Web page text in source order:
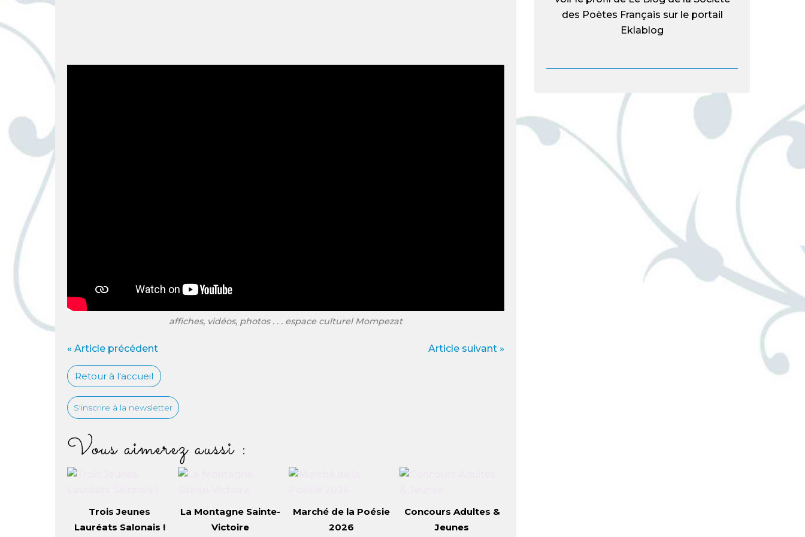
affiches, vidéos, photos . . . espace culturel Mompezat
« Article précédent Article suivant »
Retour à l'accueil
S'inscrire à la newsletter
Vous aimerez aussi :
Trois Jeunes
Lauréats Salonais !
La Montagne Sainte-
Victoire
Marché de la Poésie
2026
Concours Adultes &
Jeunes
des Poètes Français sur le portail
Eklablog